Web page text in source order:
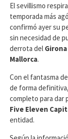
​El sevillismo
temporada más
confirmó ayer su
sin necesidad de
derrota del Girona
Mallorca.
Con el fantasma
de forma
completo para dar
Five Eleven
entidad.